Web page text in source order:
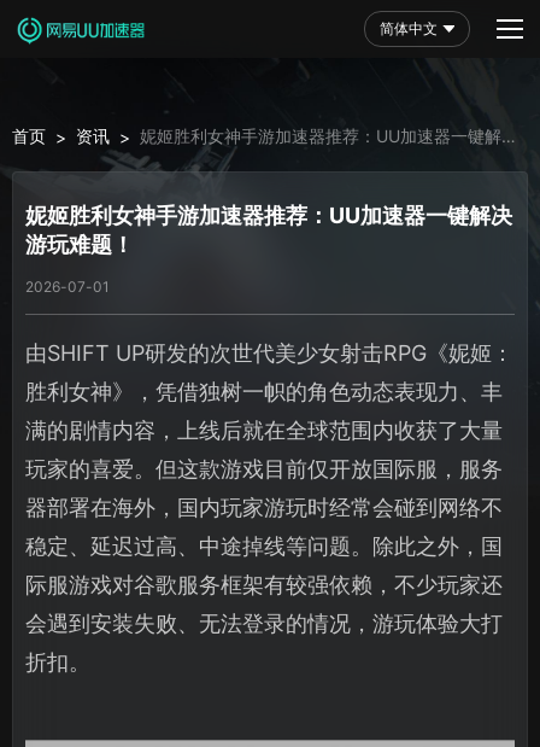
简体中文
首页 > 资讯 > 妮姬胜利女神手游加速器推荐：UU加速器一键解决
游玩难题！
妮姬胜利女神手游加速器推荐：UU加速器一键解决
游玩难题！
2026-07-01
由SHIFT UP研发的次世代美少女射击RPG《妮姬：
胜利女神》，凭借独树一帜的角色动态表现力、丰
满的剧情内容，上线后就在全球范围内收获了大量
玩家的喜爱。但这款游戏目前仅开放国际服，服务
器部署在海外，国内玩家游玩时经常会碰到网络不
稳定、延迟过高、中途掉线等问题。除此之外，国
际服游戏对谷歌服务框架有较强依赖，不少玩家还
会遇到安装失败、无法登录的情况，游玩体验大打
折扣。